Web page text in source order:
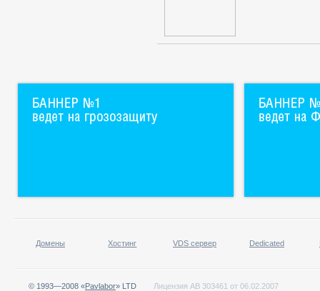
Домены Хостинг VDS сервер Dedicated
© 1993—2008 «Pavlabor» LTD Лицензия АВ 303461 от 06.02.2007